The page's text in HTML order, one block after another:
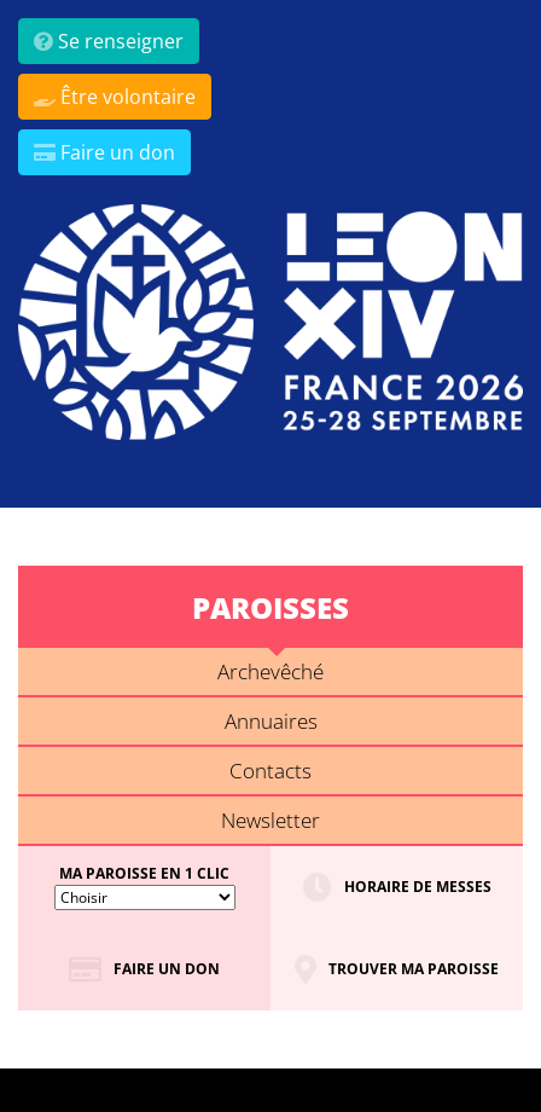
Se renseigner
Être volontaire
Faire un don
PAROISSES
Archevêché
Annuaires
Contacts
Newsletter
MA PAROISSE EN 1 CLIC
HORAIRE DE MESSES
FAIRE UN DON TROUVER MA PAROISSE